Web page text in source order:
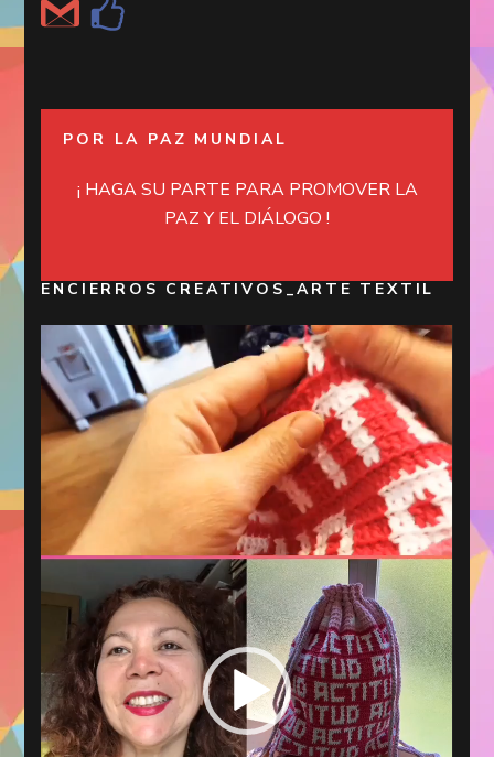
POR LA PAZ MUNDIAL
¡ HAGA SU PARTE PARA PROMOVER LA
PAZ Y EL DIÁLOGO !
ENCIERROS CREATIVOS_ARTE TEXTIL
Reproductor
de
vídeo